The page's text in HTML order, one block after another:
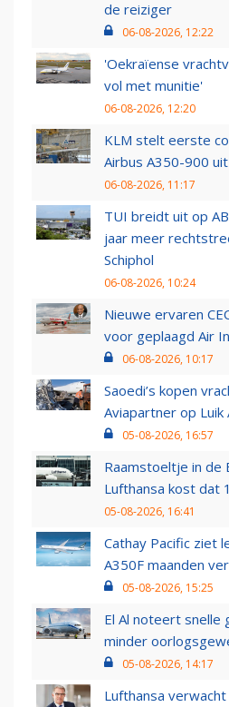
de reiziger
06-08-2026, 12:22
'Oekraïense
vol met munitie'
06-08-2026, 12:20
KLM stelt eerste
Airbus A350-900 uit
06-08-2026, 11:17
TUI breidt uit op
jaar meer
Schiphol
06-08-2026, 10:24
Nieuwe ervaren
voor geplaagd Air
06-08-2026, 10:17
Saoedi’s kopen
Aviapartner op
05-08-2026, 16:57
Raamstoeltje in de
Lufthansa kost dat
05-08-2026, 16:41
Cathay Pacific ziet
A350F maanden
05-08-2026, 15:25
El Al noteert snelle
minder
05-08-2026, 14:17
Lufthansa